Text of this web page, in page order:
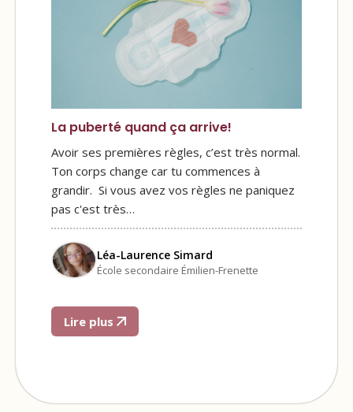
La puberté quand ça arrive!
Avoir ses premières règles, c’est très normal.
Ton corps change car tu commences à
grandir. Si vous avez vos règles ne paniquez
pas c'est très…
Léa-Laurence Simard
École secondaire Émilien-Frenette
Lire plus